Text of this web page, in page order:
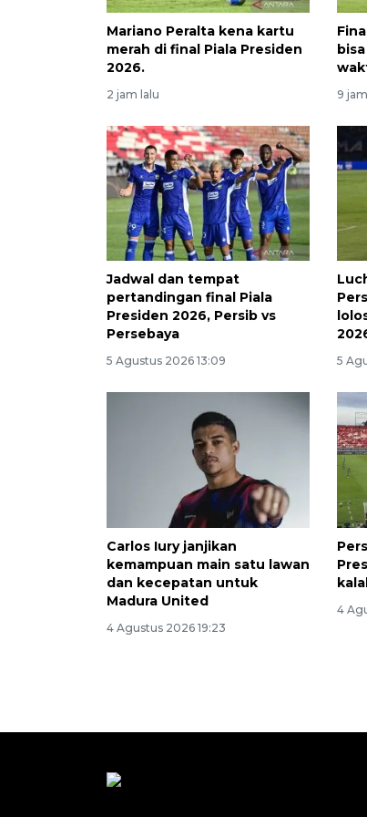
Mariano Peralta kena kartu
merah di final Piala Presiden
2026.
2 jam lalu 9
Jadwal dan tempat
pertandingan final Piala
Presiden 2026, Persib vs
Persebaya
5 Agustus 2026 13:09 5
Carlos Iury janjikan
kemampuan main satu lawan
dan kecepatan untuk
Madura United
4 Agustus 2026 19:23
4